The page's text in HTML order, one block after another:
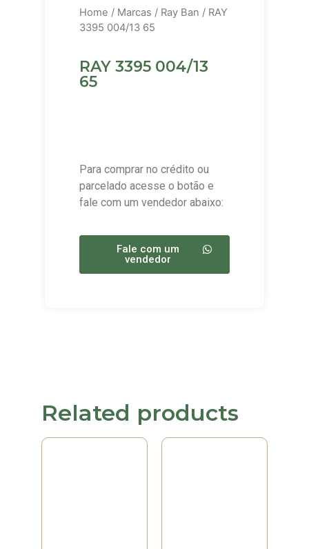
Home / Marcas / Ray Ban / RAY
3395 004/13 65
RAY 3395 004/13
65
Para comprar no crédito ou
parcelado acesse o botão e
fale com um vendedor abaixo:
Fale com um
vendedor
Related products